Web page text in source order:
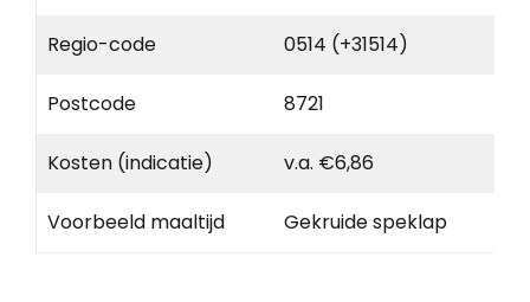
Regio-code 0514 (+31514)
Postcode 8721
Kosten (indicatie) v.a. €6,86
Voorbeeld maaltijd Gekruide speklap